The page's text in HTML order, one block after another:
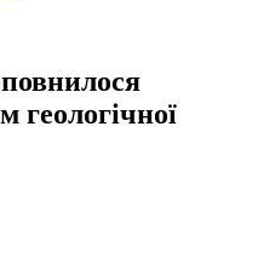
геологічної